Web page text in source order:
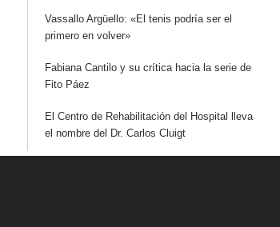
Vassallo Argüello: «El tenis podría ser el
primero en volver»
Fabiana Cantilo y su crítica hacia la serie de
Fito Páez
El Centro de Rehabilitación del Hospital lleva
el nombre del Dr. Carlos Cluigt